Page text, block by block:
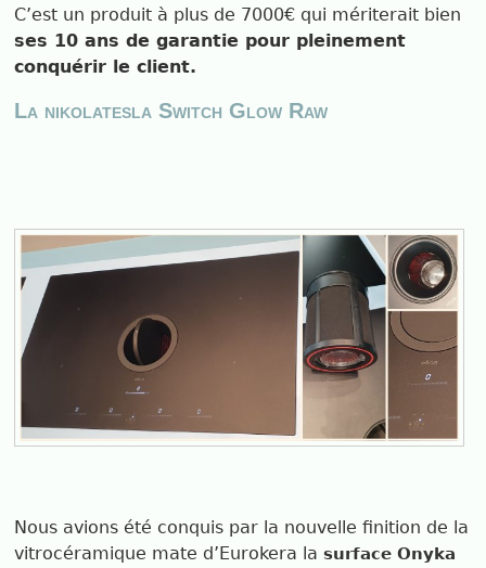
C’est un produit à plus de 7000€ qui mériterait bien
ses 10 ans de garantie pour pleinement
conquérir le client.
La nikolatesla Switch Glow Raw
Nous avions été conquis par la nouvelle finition de la
vitrocéramique mate d’Eurokera lasurface Onyka